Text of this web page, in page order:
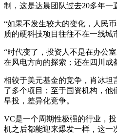
制，这是达晨团队过去20多年一
“如果不发生较大的变化，人民
质的硬科技项目往往不在一线城
“时代变了，投资人不是在办公
在风电方向的探索；还在四川成
相较于美元基金的竞争，肖冰坦
了多个项目；至于国资机构，
早投，差异化竞争。
VC是一个周期性极强的行业，
机之后都能迎来爆发一样，这一